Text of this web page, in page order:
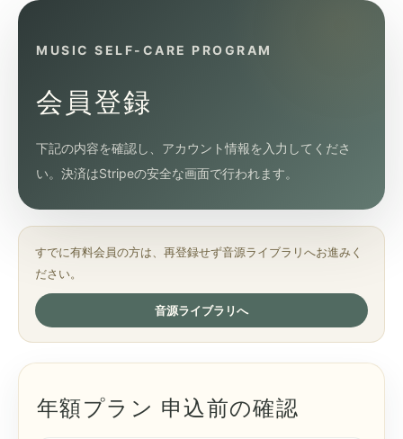
MUSIC SELF-CARE PROGRAM
会員登録
下記の内容を確認し、アカウント情報を入力してくださ
い。決済はStripeの安全な画面で行われます。
すでに有料会員の方は、再登録せず音源ライブラリへお進みく
ださい。
音源ライブラリへ
年額プラン 申込前の確認